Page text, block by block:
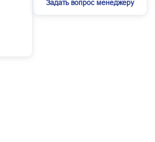
Задать вопрос менеджеру